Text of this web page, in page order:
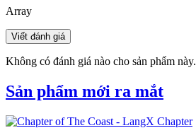
Array
Không có đánh giá nào cho sản phẩm này.
Sản phẩm mới ra mắt